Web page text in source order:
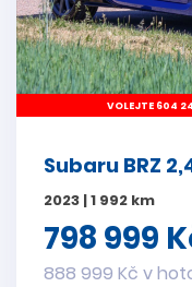
VOLEJTE 604
Subaru BRZ
2023 | 1 992 km
798 999
888 999 Kč v